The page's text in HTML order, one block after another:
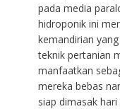
pada media
hidroponik ini
kemandirian
teknik pertanian
manfaatkan
mereka bebas
siap dimasak